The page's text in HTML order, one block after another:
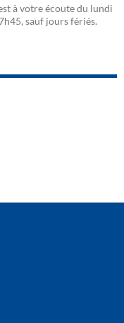
à votre écoute du lundi
sauf jours fériés.